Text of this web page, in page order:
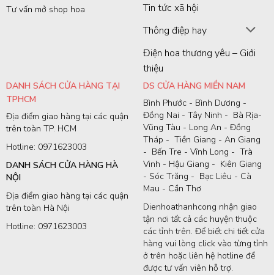
Tư vấn mở shop hoa
Tin tức xã hội
Thông điệp hay
Điện hoa thương yêu – Giới
thiệu
DANH SÁCH CỬA HÀNG TẠI
TPHCM
Địa điểm giao hàng tại các quận
trên toàn TP. HCM
Hotline: 0971623003
DANH SÁCH CỬA HÀNG HÀ
NỘI
Địa điểm giao hàng tại các quận
trên toàn Hà Nội
Hotline: 0971623003
DS CỬA HÀNG MIỀN NAM
Bình Phước - Bình Dương -
Đồng Nai - Tây Ninh - Bà Rịa-
Vũng Tàu - Long An - Đồng
Tháp - Tiền Giang - An Giang
- Bến Tre - Vĩnh Long - Trà
Vinh - Hậu Giang - Kiên Giang
- Sóc Trăng - Bạc Liêu - Cà
Mau - Cần Thơ
Dienhoathanhcong nhận giao
tận nơi tất cả các huyện thuộc
các tỉnh trên. Để biết chi tiết cửa
hàng vui lòng click vào từng tỉnh
ở trên hoặc liên hệ hotline để
được tư vấn viên hỗ trợ.